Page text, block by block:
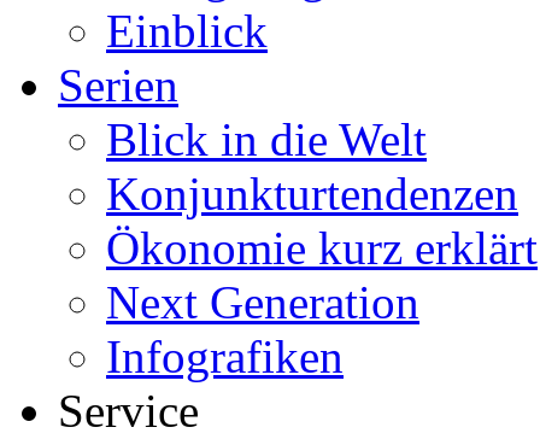
Einblick
Serien
Blick in die Welt
Konjunkturtendenzen
Ökonomie kurz erklärt
Next Generation
Infografiken
Service